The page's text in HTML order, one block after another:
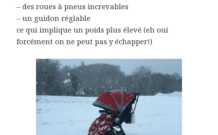
– des roues à pneus increvables
– un guidon réglable
ce qui implique un poids plus élevé (eh oui
forcément on ne peut pas y échapper!)